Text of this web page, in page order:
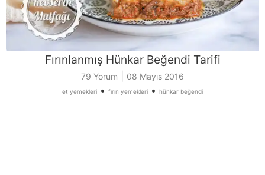
Fırınlanmış Hünkar Beğendi Tarifi
79 Yorum 08 Mayıs 2016
et yemekleri • fırın yemekleri • hünkar beğendi